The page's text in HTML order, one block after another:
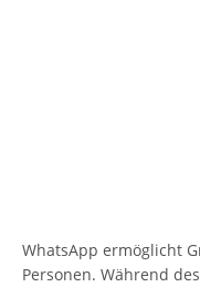
WhatsApp ermöglicht
Personen. Während